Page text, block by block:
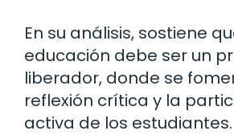
En su análisis, sostiene
educación debe ser un
liberador, donde se
reflexión crítica y la
activa de los estudiantes.